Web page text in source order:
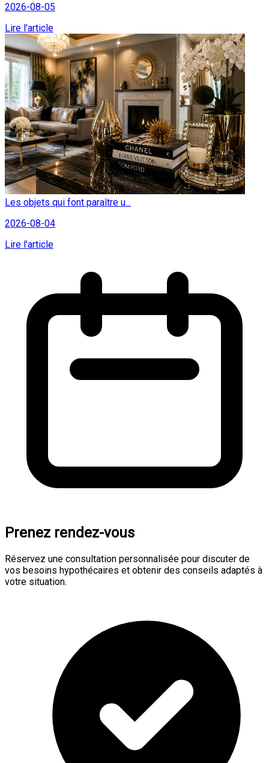
2026-08-05
Lire l'article
Les objets qui font paraître u...
2026-08-04
Lire l'article
Prenez rendez-vous
Réservez une consultation personnalisée pour discuter de
vos besoins hypothécaires et obtenir des conseils adaptés à
votre situation.